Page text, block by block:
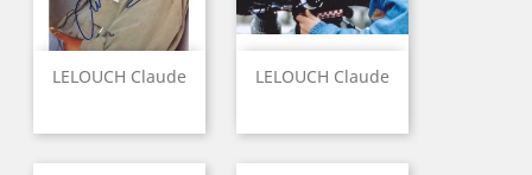
LELOUCH Claude LELOUCH Claude